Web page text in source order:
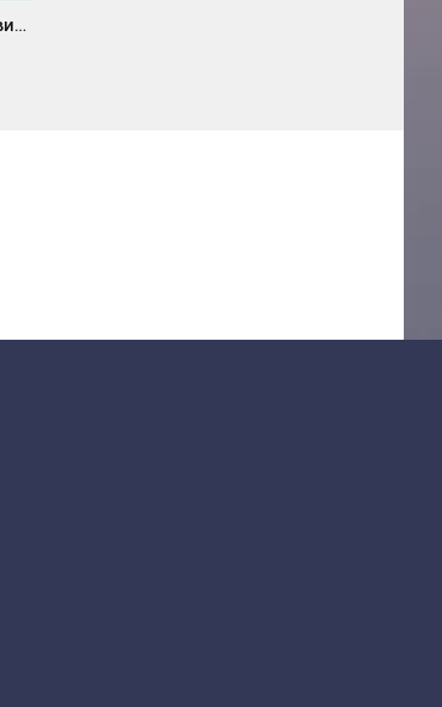
Снеговик-почтовик (1955)